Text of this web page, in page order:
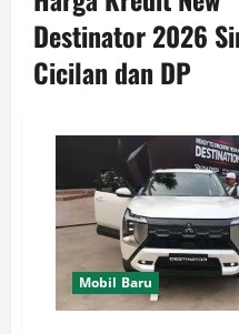
Destinator 2026
Cicilan dan DP
Mobil Baru